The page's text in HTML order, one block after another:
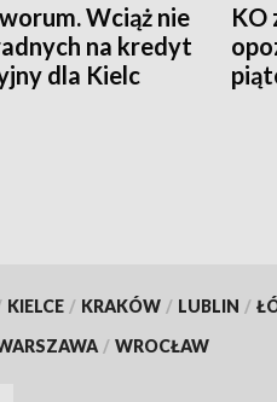
Wciąż nie
na kredyt
dla Kielc
KO
KIELCE / KRAKÓW / LUBLIN /
/ WROCŁAW